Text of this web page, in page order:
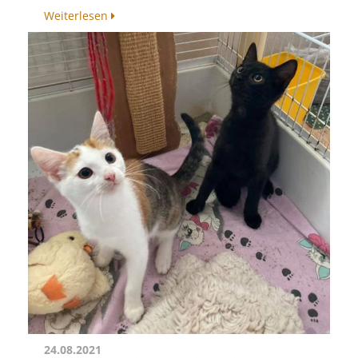
Weiterlesen
24.08.2021